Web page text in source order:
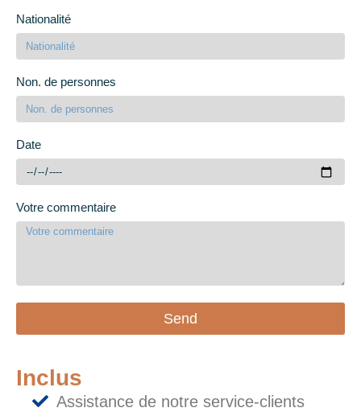
Nationalité
Non. de personnes
Date
Votre commentaire
Send
Inclus
Assistance de notre service-clients